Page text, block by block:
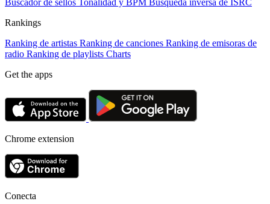
Rankings
Ranking de artistas Ranking de canciones Ranking de emisoras de
radio Ranking de playlists Charts
Get the apps
Chrome extension
Conecta